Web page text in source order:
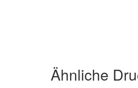
Ähnliche